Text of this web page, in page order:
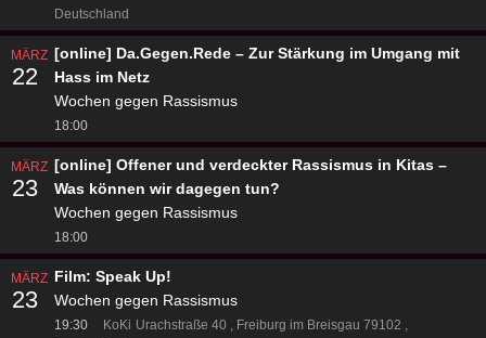
Deutschland
MÄRZ
22
[online] Da.Gegen.Rede – Zur Stärkung im Umgang mit
Hass im Netz
Wochen gegen Rassismus
18:00
MÄRZ
23
[online] Offener und verdeckter Rassismus in Kitas –
Was können wir dagegen tun?
Wochen gegen Rassismus
18:00
MÄRZ
23
Film: Speak Up!
Wochen gegen Rassismus
19:30 KoKi Urachstraße 40
Freiburg im Breisgau 79102